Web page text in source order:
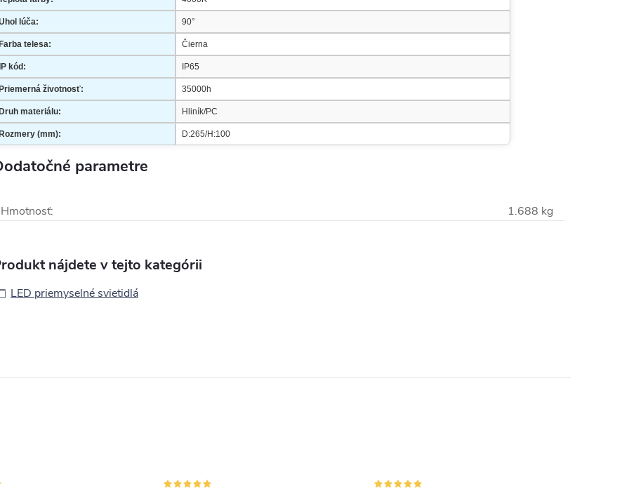
lúča: 90°
telesa: Čierna
kód: IP65
životnosť: 35000h
materiálu: Hliník/PC
(mm): D:265/H:100
parametre
Hmotnosť: 1.688 kg
nájdete v tejto kategórii
LED priemyselné svietidlá